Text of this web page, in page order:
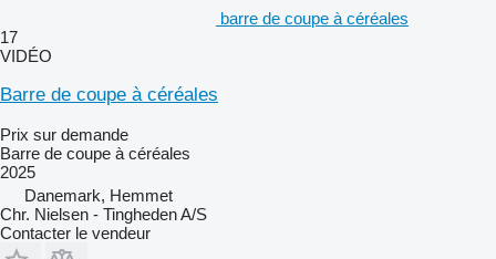
barre de coupe à céréales
17
VIDÉO
Barre de coupe à céréales
Prix sur demande
Barre de coupe à céréales
2025
Danemark, Hemmet
Chr. Nielsen - Tingheden A/S
Contacter le vendeur